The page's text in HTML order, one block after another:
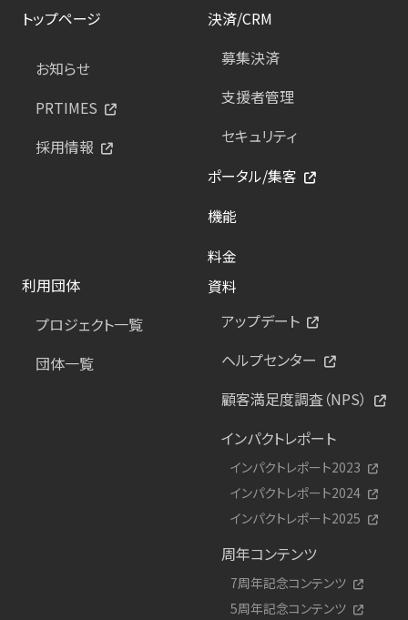
トップページ
お知らせ
PRTIMES
採用情報
決済/CRM
募集決済
支援者管理
セキュリティ
ポータル/集客
機能
料金
利用団体
プロジェクト一覧
団体一覧
資料
アップデート
ヘルプセンター
顧客満足度調査（NPS）
インパクトレポート
インパクトレポート2023
インパクトレポート2024
インパクトレポート2025
周年コンテンツ
7周年記念コンテンツ
5周年記念コンテンツ